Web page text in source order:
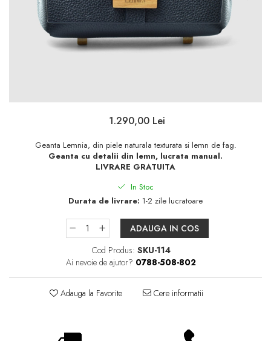
1.290,00 Lei
Geanta Lemnia, din piele naturala texturata si lemn de fag.
Geanta cu detalii din lemn, lucrata manual.
LIVRARE GRATUITA
In Stoc
Durata de livrare: 1-2 zile lucratoare
ADAUGA IN COS
Cod Produs: SKU-114
Ai nevoie de ajutor? 0788-508-802
Adauga la Favorite Cere informatii